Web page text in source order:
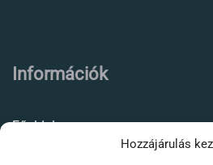
Hozzájárulás
Információk
Főoldal